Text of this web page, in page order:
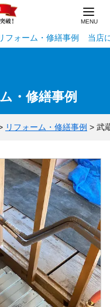
フォーム・修繕事例 当店
・修繕事例
リフォーム・修繕事例 > 武